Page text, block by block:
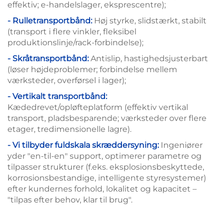
effektiv; e-handelslager, eksprescentre);
- Rulletransportbånd: Høj styrke, slidstærkt, stabilt
(transport i flere vinkler, fleksibel
produktionslinje/rack-forbindelse);
- Skråtransportbånd:Antislip, hastighedsjusterbart
(løser højdeproblemer; forbindelse mellem
værksteder, overførsel i lager);
- Vertikalt transportbånd:
Kædedrevet/opløfteplatform (effektiv vertikal
transport, pladsbesparende; værksteder over flere
etager, tredimensionelle lagre).
- Vi tilbyder fuldskala skræddersyning: Ingeniører
yder "en-til-en" support, optimerer parametre og
tilpasser strukturer (f.eks. eksplosionsbeskyttede,
korrosionsbestandige, intelligente styresystemer)
efter kundernes forhold, lokalitet og kapacitet –
"tilpas efter behov, klar til brug".